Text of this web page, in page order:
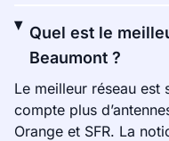
Quel est le
Beaumont ?
Le meilleur réseau est
compte plus
Orange et SFR. La